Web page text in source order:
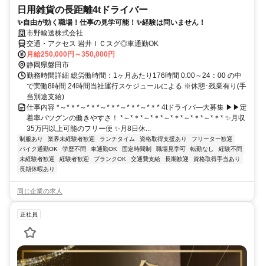
日用雑貨の長距離4tドライバー
✨自由が効く職場！仕事の見学可能！✨経験は問いません！
市野輸送株式会社
交通・アクセス 岩井ＩＣスグ◎車通勤OK
月給250,000円～350,000円
静岡県磐田市
勤務時間詳細 総労働時間：1ヶ月あたり176時間 0:00～24：00 の中
で実働8時間 24時間当社運行スケジュールによる ※休憩･残業有り(手
当別途支給)
仕事内容 *～*＊*～*＊*～*＊*～*＊*～*＊* 4tドライバ―大募集 ▶▶定
着率バツグンの働きやすさ！ *～*＊*～*＊*～*＊*～*＊*～*＊* ✨月収
35万円以上可能のフリー便 ✨月8日休...
制服あり 業界未経験者歓迎 ランチタイム 資格取得支援あり
フリーター歓迎
バイク通勤OK
学歴不問 車通勤OK 固定時間制 職場見学可 転勤なし
経験不問
未経験者歓迎
経験者歓迎 ブランクOK 交通費支給 長期歓迎
資格取得手当あり
長期休暇あり
同じ企業の求人
正社員